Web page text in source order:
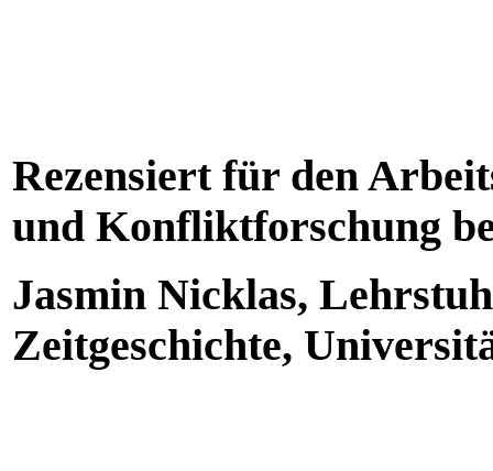
Rezensiert für den
und Konfliktforschung
Jasmin Nicklas,
Zeitgeschichte,